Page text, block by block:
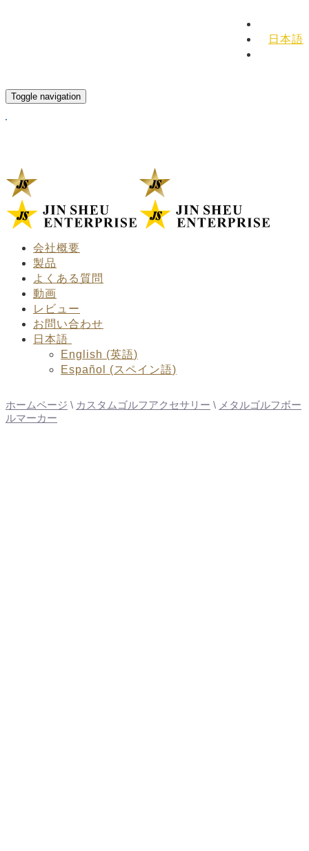
日本語
Toggle navigation
会社概要
製品
よくある質問
動画
レビュー
お問い合わせ
日本語
English (英語)
Español
(スペイン語)
ホームページ \ カスタムゴルフアクセサリー \ メタルゴルフボー
ルマーカー